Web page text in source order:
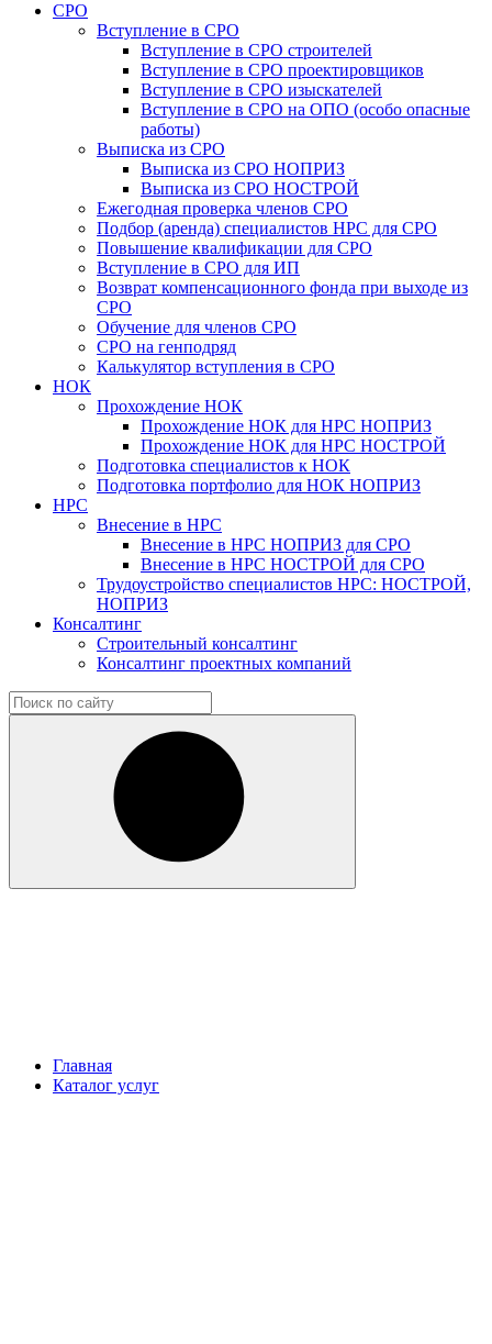
СРО
Вступление в СРО
Вступление в СРО строителей
Вступление в СРО проектировщиков
Вступление в СРО изыскателей
Вступление в СРО на ОПО (особо опасные
работы)
Выписка из СРО
Выписка из СРО НОПРИЗ
Выписка из СРО НОСТРОЙ
Ежегодная проверка членов СРО
Подбор (аренда) специалистов НРС для СРО
Повышение квалификации для СРО
Вступление в СРО для ИП
Возврат компенсационного фонда при выходе из
СРО
Обучение для членов СРО
СРО на генподряд
Калькулятор вступления в СРО
НОК
Прохождение НОК
Прохождение НОК для НРС НОПРИЗ
Прохождение НОК для НРС НОСТРОЙ
Подготовка специалистов к НОК
Подготовка портфолио для НОК НОПРИЗ
НРС
Внесение в НРС
Внесение в НРС НОПРИЗ для СРО
Внесение в НРС НОСТРОЙ для СРО
Трудоустройство специалистов НРС: НОСТРОЙ,
НОПРИЗ
Консалтинг
Строительный консалтинг
Консалтинг проектных компаний
Главная
Каталог услуг